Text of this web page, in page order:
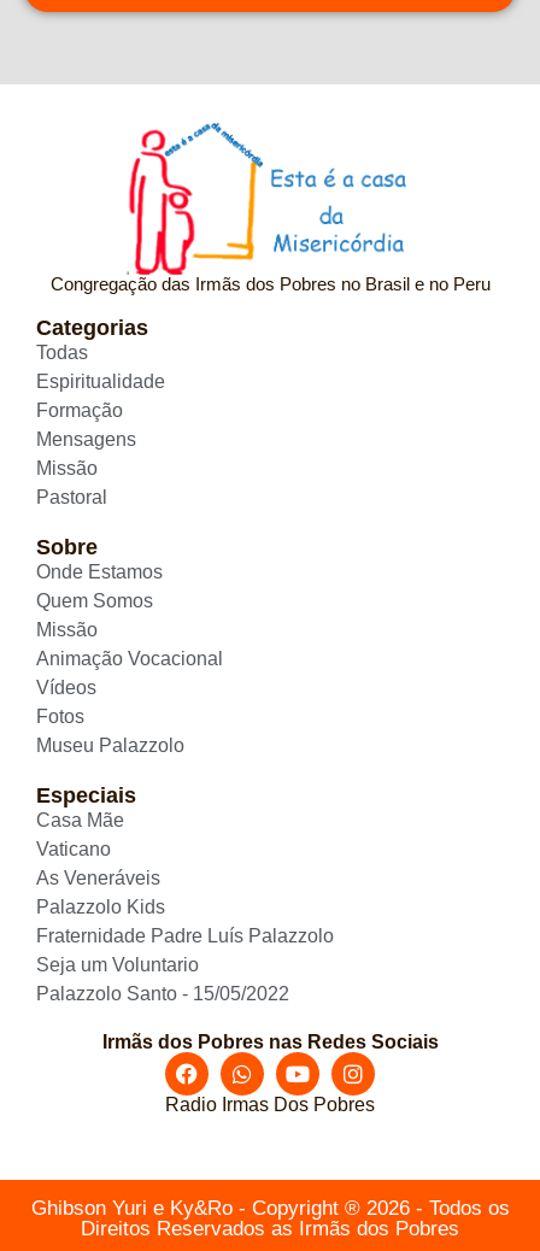
Congregação das Irmãs dos Pobres no Brasil e no Peru
Categorias
Todas
Espiritualidade
Formação
Mensagens
Missão
Pastoral
Sobre
Onde Estamos
Quem Somos
Missão
Animação Vocacional
Vídeos
Fotos
Museu Palazzolo
Especiais
Casa Mãe
Vaticano
As Veneráveis
Palazzolo Kids
Fraternidade Padre Luís Palazzolo
Seja um Voluntario
Palazzolo Santo - 15/05/2022
Irmãs dos Pobres nas Redes Sociais
Radio Irmas Dos Pobres
Ghibson Yuri e Ky&Ro - Copyright ® 2026 - Todos os
Direitos Reservados as Irmãs dos Pobres